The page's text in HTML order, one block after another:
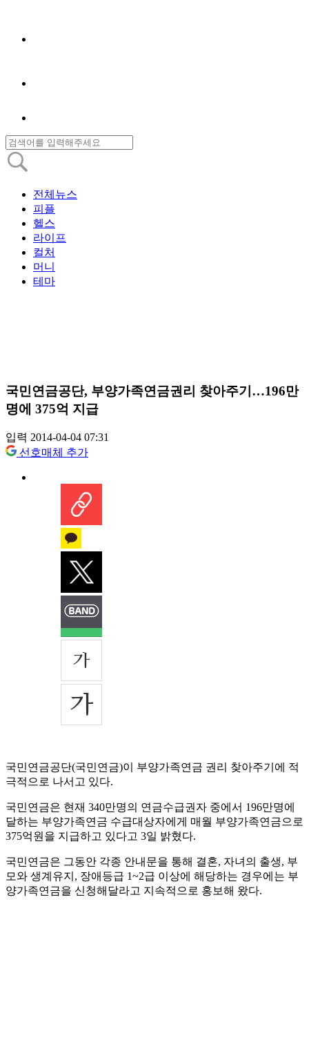
전체뉴스
피플
헬스
라이프
컬처
머니
테마
국민연금공단, 부양가족연금권리 찾아주기…196만
명에 375억 지급
입력 2014-04-04 07:31
선호매체 추가
국민연금공단(국민연금)이 부양가족연금 권리 찾아주기에 적
극적으로 나서고 있다.
국민연금은 현재 340만명의 연금수급권자 중에서 196만명에
달하는 부양가족연금 수급대상자에게 매월 부양가족연금으로
375억원을 지급하고 있다고 3일 밝혔다.
국민연금은 그동안 각종 안내문을 통해 결혼, 자녀의 출생, 부
모와 생계유지, 장애등급 1~2급 이상에 해당하는 경우에는 부
양가족연금을 신청해달라고 지속적으로 홍보해 왔다.